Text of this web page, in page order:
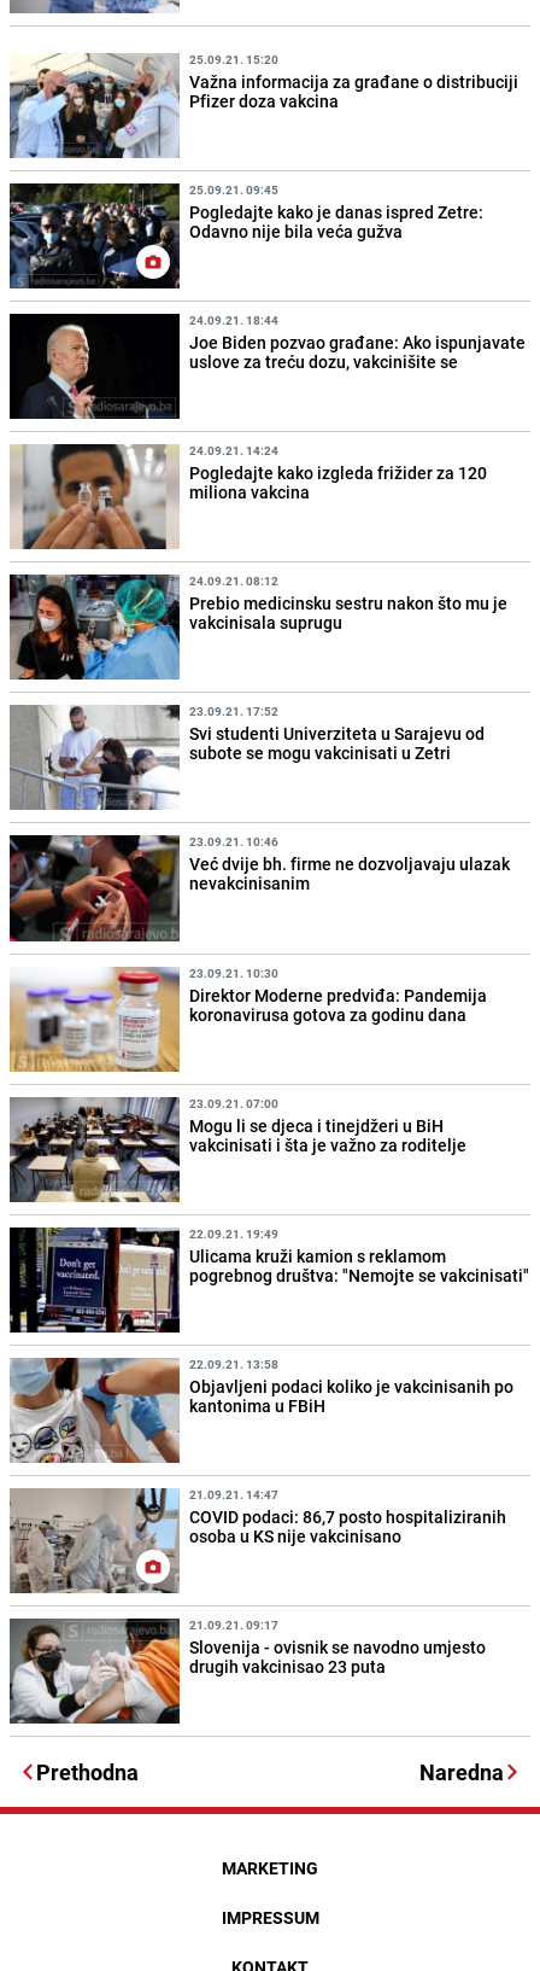
25.09.21. 15:20
Važna informacija za građane o distribuciji
Pfizer doza vakcina
25.09.21. 09:45
Pogledajte kako je danas ispred Zetre:
Odavno nije bila veća gužva
24.09.21. 18:44
Joe Biden pozvao građane: Ako ispunjavate
uslove za treću dozu, vakcinišite se
24.09.21. 14:24
Pogledajte kako izgleda frižider za 120
miliona vakcina
24.09.21. 08:12
Prebio medicinsku sestru nakon što mu je
vakcinisala suprugu
23.09.21. 17:52
Svi studenti Univerziteta u Sarajevu od
subote se mogu vakcinisati u Zetri
23.09.21. 10:46
Već dvije bh. firme ne dozvoljavaju ulazak
nevakcinisanim
23.09.21. 10:30
Direktor Moderne predviđa: Pandemija
koronavirusa gotova za godinu dana
23.09.21. 07:00
Mogu li se djeca i tinejdžeri u BiH
vakcinisati i šta je važno za roditelje
22.09.21. 19:49
Ulicama kruži kamion s reklamom
pogrebnog društva: "Nemojte se vakcinisati"
22.09.21. 13:58
Objavljeni podaci koliko je vakcinisanih po
kantonima u FBiH
21.09.21. 14:47
COVID podaci: 86,7 posto hospitaliziranih
osoba u KS nije vakcinisano
21.09.21. 09:17
Slovenija - ovisnik se navodno umjesto
drugih vakcinisao 23 puta
Prethodna Naredna
MARKETING
IMPRESSUM